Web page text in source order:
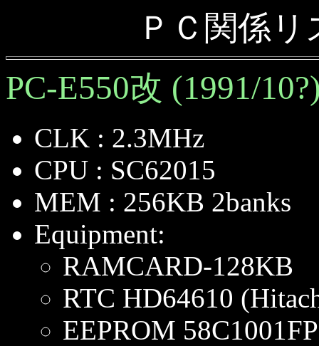
ＰＣ関係リ
PC-E550改 (1991/
CLK : 2.3MHz
CPU : SC62015
MEM : 256KB 2banks
Equipment:
RAMCARD-128KB
RTC HD64610
EEPROM